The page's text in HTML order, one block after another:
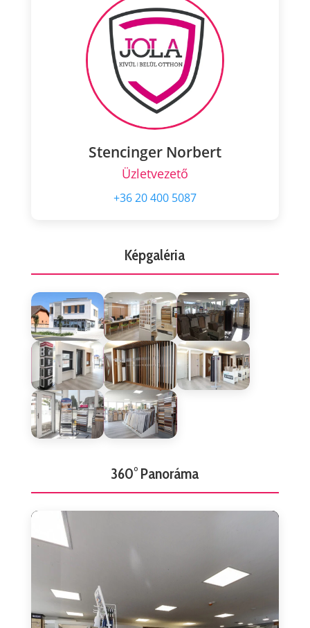
Stencinger Norbert
Üzletvezető
+36 20 400 5087
Képgaléria
360° Panoráma